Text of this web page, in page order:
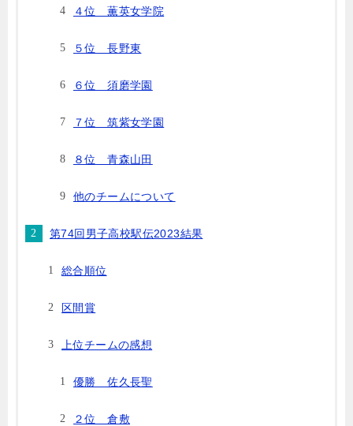
４位 薫英女学院
５位 長野東
６位 須磨学園
７位 筑紫女学園
８位 青森山田
他のチームについて
第74回男子高校駅伝2023結果
総合順位
区間賞
上位チームの感想
優勝 佐久長聖
２位 倉敷